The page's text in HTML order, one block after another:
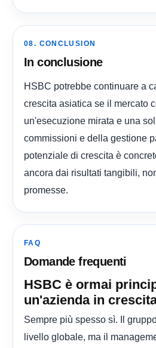
08. CONCLUSION
In conclusione
HSBC potrebbe continuare a
crescita asiatica se il mercato
un'esecuzione mirata e una
commissioni e della gestione
potenziale di crescita è
ancora dai risultati tangibili,
promesse.
FAQ
Domande frequenti
HSBC è ormai
un'azienda in
Sempre più spesso sì. Il
livello globale, ma il